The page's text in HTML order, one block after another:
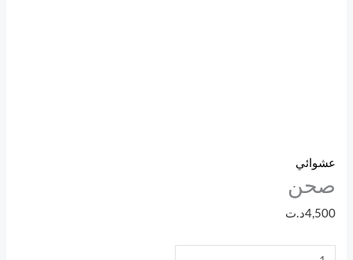
عشوائي
صحن
4,500د.ت